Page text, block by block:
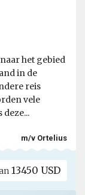
het gebied
in de
reis
vele
m/v Ortelius
13450 USD